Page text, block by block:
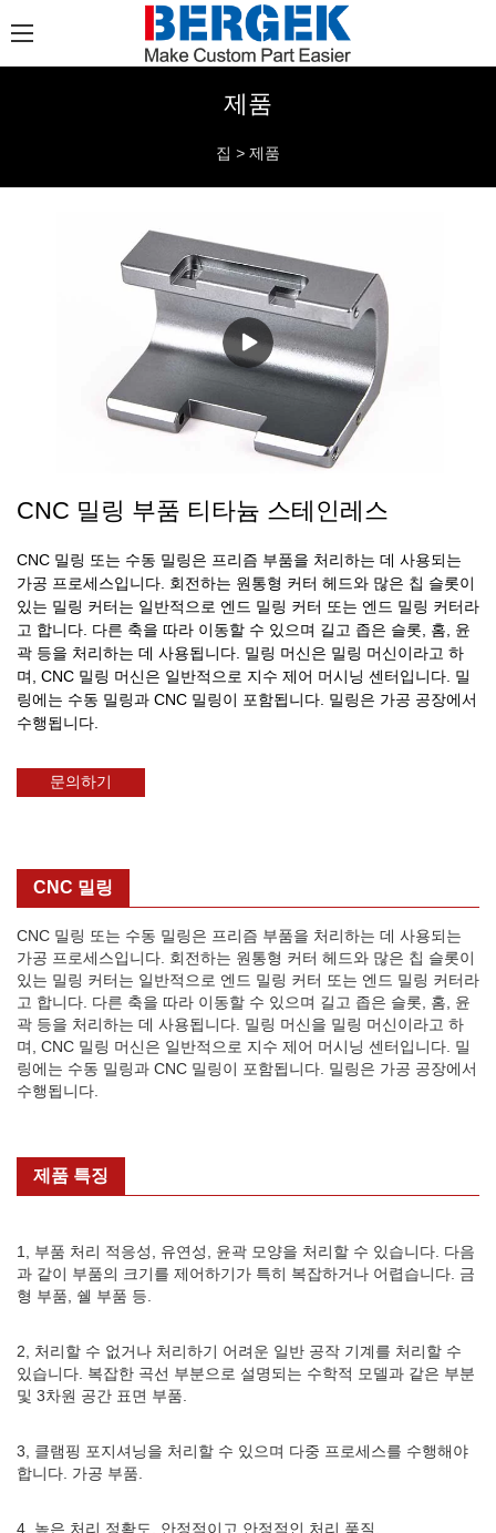
제품
집 > 제품
CNC 밀링 부품 티타늄 스테인레스
CNC 밀링 또는 수동 밀링은 프리즘 부품을 처리하는 데 사용되는
가공 프로세스입니다. 회전하는 원통형 커터 헤드와 많은 칩 슬롯이
있는 밀링 커터는 일반적으로 엔드 밀링 커터 또는 엔드 밀링 커터라
고 합니다. 다른 축을 따라 이동할 수 있으며 길고 좁은 슬롯, 홈, 윤
곽 등을 처리하는 데 사용됩니다. 밀링 머신은 밀링 머신이라고 하
며, CNC 밀링 머신은 일반적으로 지수 제어 머시닝 센터입니다. 밀
링에는 수동 밀링과 CNC 밀링이 포함됩니다. 밀링은 가공 공장에서
수행됩니다.
문의하기
CNC 밀링
CNC 밀링 또는 수동 밀링은 프리즘 부품을 처리하는 데 사용되는
가공 프로세스입니다. 회전하는 원통형 커터 헤드와 많은 칩 슬롯이
있는 밀링 커터는 일반적으로 엔드 밀링 커터 또는 엔드 밀링 커터라
고 합니다. 다른 축을 따라 이동할 수 있으며 길고 좁은 슬롯, 홈, 윤
곽 등을 처리하는 데 사용됩니다. 밀링 머신을 밀링 머신이라고 하
며, CNC 밀링 머신은 일반적으로 지수 제어 머시닝 센터입니다. 밀
링에는 수동 밀링과 CNC 밀링이 포함됩니다. 밀링은 가공 공장에서
수행됩니다.
제품 특징
1, 부품 처리 적응성, 유연성, 윤곽 모양을 처리할 수 있습니다. 다음
과 같이 부품의 크기를 제어하기가 특히 복잡하거나 어렵습니다. 금
형 부품, 쉘 부품 등.
2, 처리할 수 없거나 처리하기 어려운 일반 공작 기계를 처리할 수
있습니다. 복잡한 곡선 부분으로 설명되는 수학적 모델과 같은 부분
및 3차원 공간 표면 부품.
3, 클램핑 포지셔닝을 처리할 수 있으며 다중 프로세스를 수행해야
합니다. 가공 부품.
4, 높은 처리 정확도, 안정적이고 안정적인 처리 품질.